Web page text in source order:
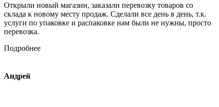
Открыли новый магазин, заказали перевозку товаров со
склада к новому месту продаж. Сделали все день в день, т.к.
услуги по упаковке и распаковке нам были не нужны, просто
перевозка.
Подробнее
Андрей